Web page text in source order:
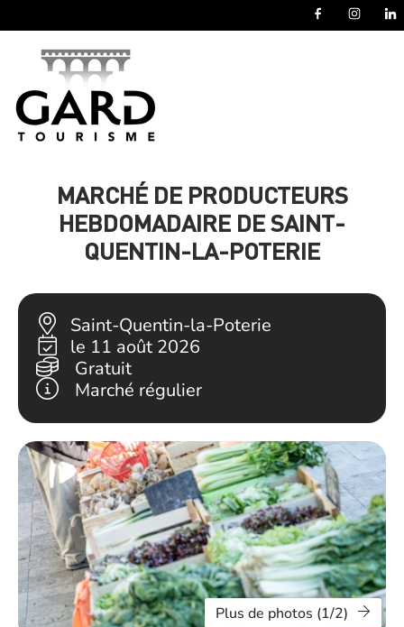
MARCHÉ DE PRODUCTEURS
HEBDOMADAIRE DE SAINT-
QUENTIN-LA-POTERIE
Saint-Quentin-la-Poterie
le 11 août 2026
Gratuit
Marché régulier
Plus de photos (1/2)